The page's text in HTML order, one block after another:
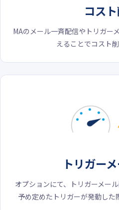
コス
MAのメール一斉配信やトリガー
えることでコスト
トリガー
オプションにて、トリガーメー
予め定めたトリガーが発動した